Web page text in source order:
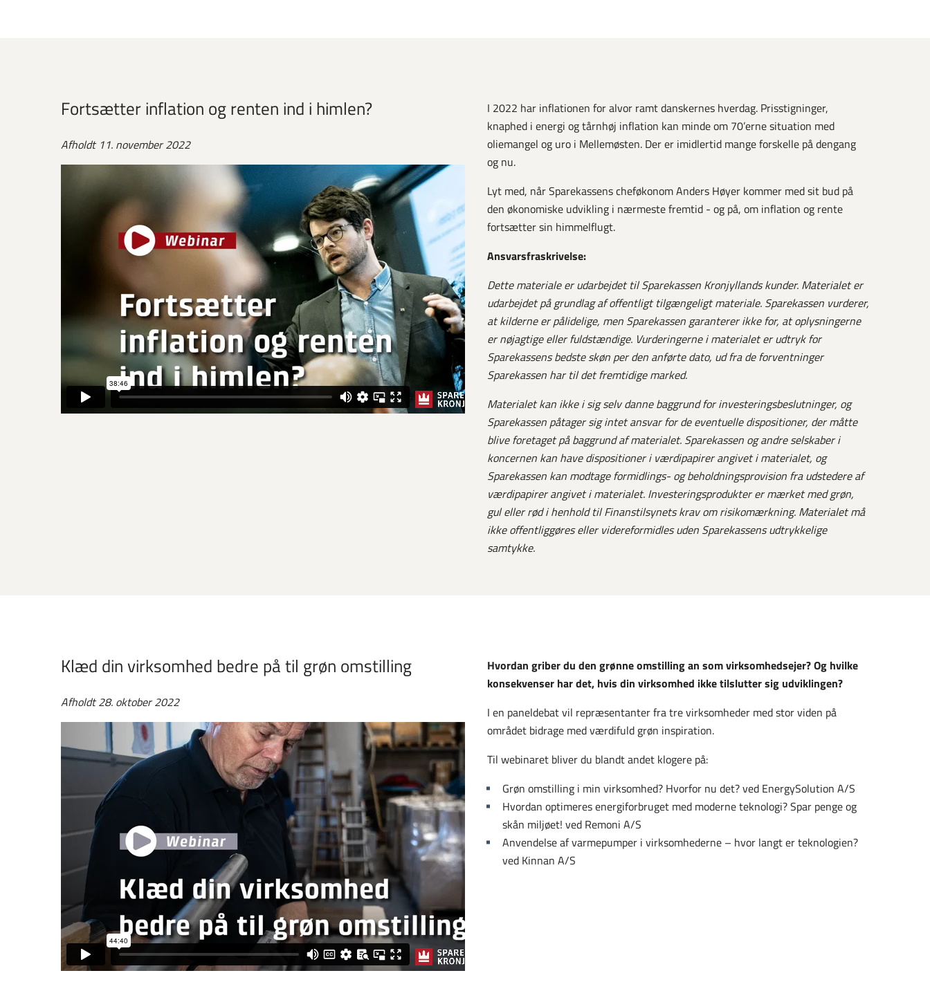
Fortsætter inflation og renten ind i himlen?
Afholdt 11. november 2022
I 2022 har inflationen for alvor ramt danskernes hverdag. Prisstigninger,
knaphed i energi og tårnhøj inflation kan minde om 70’erne situation med
oliemangel og uro i Mellemøsten. Der er imidlertid mange forskelle på dengang
og nu.
Lyt med, når Sparekassens cheføkonom Anders Høyer kommer med sit bud på
den økonomiske udvikling i nærmeste fremtid - og på, om inflation og rente
fortsætter sin himmelflugt.
Ansvarsfraskrivelse:
Dette materiale er udarbejdet til Sparekassen Kronjyllands kunder. Materialet er
udarbejdet på grundlag af offentligt tilgængeligt materiale. Sparekassen vurderer,
at kilderne er pålidelige, men Sparekassen garanterer ikke for, at oplysningerne
er nøjagtige eller fuldstændige. Vurderingerne i materialet er udtryk for
Sparekassens bedste skøn per den anførte dato, ud fra de forventninger
Sparekassen har til det fremtidige marked.
Materialet kan ikke i sig selv danne baggrund for investeringsbeslutninger, og
Sparekassen påtager sig intet ansvar for de eventuelle dispositioner, der måtte
blive foretaget på baggrund af materialet. Sparekassen og andre selskaber i
koncernen kan have dispositioner i værdipapirer angivet i materialet, og
Sparekassen kan modtage formidlings- og beholdningsprovision fra udstedere af
værdipapirer angivet i materialet. Investeringsprodukter er mærket med grøn,
gul eller rød i henhold til Finanstilsynets krav om risikomærkning. Materialet må
ikke offentliggøres eller videreformidles uden Sparekassens udtrykkelige
samtykke.
Klæd din virksomhed bedre på til grøn omstilling
Afholdt 28. oktober 2022
Hvordan griber du den grønne omstilling an som virksomhedsejer? Og hvilke
konsekvenser har det, hvis din virksomhed ikke tilslutter sig udviklingen?
I en paneldebat vil repræsentanter fra tre virksomheder med stor viden på
området bidrage med værdifuld grøn inspiration.
Til webinaret bliver du blandt andet klogere på:
Grøn omstilling i min virksomhed? Hvorfor nu det? ved EnergySolution A/S
Hvordan optimeres energiforbruget med moderne teknologi? Spar penge og
skån miljøet! ved Remoni A/S
Anvendelse af varmepumper i virksomhederne – hvor langt er teknologien?
ved Kinnan A/S